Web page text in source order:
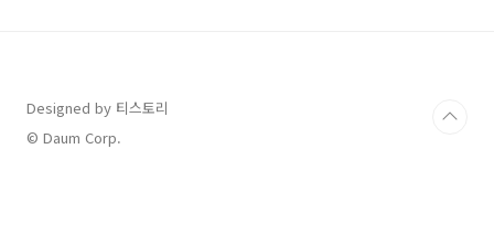
Designed by 티스토리
© Daum Corp.